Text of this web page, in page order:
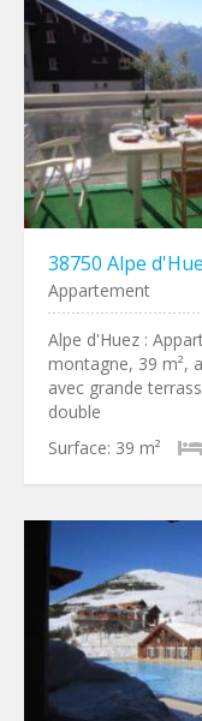
38750 Alpe
Appartement
Alpe d'Huez :
montagne, 39 m²,
avec grande
double
Surface: 39 m²